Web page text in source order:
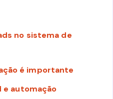
no sistema de
é importante
e automação